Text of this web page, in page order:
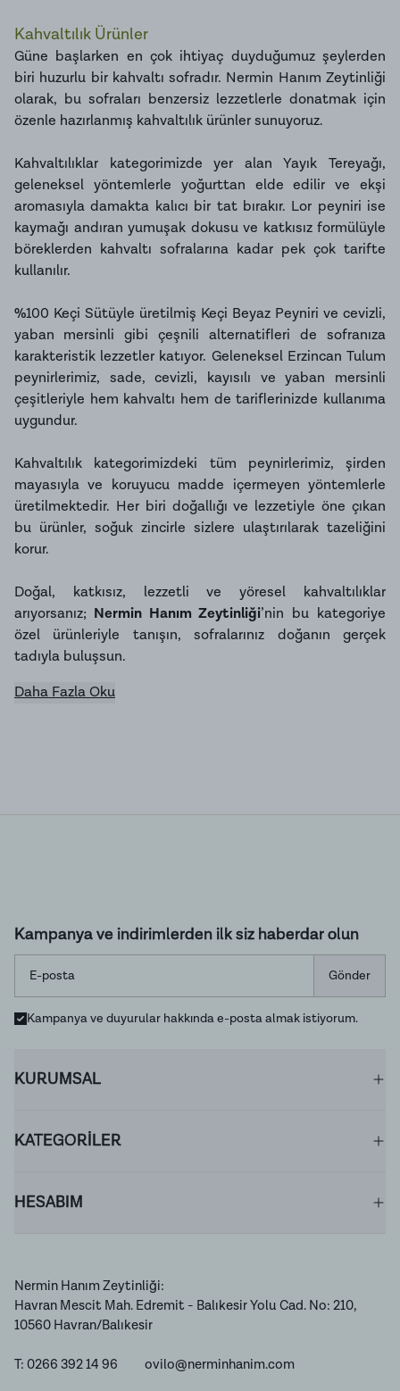
Kahvaltılık Ürünler
Güne başlarken en çok ihtiyaç duyduğumuz şeylerden
biri huzurlu bir kahvaltı sofradır. Nermin Hanım Zeytinliği
olarak, bu sofraları benzersiz lezzetlerle donatmak için
özenle hazırlanmış kahvaltılık ürünler sunuyoruz.
Kahvaltılıklar kategorimizde yer alan Yayık Tereyağı,
geleneksel yöntemlerle yoğurttan elde edilir ve ekşi
aromasıyla damakta kalıcı bir tat bırakır. Lor peyniri ise
kaymağı andıran yumuşak dokusu ve katkısız formülüyle
böreklerden kahvaltı sofralarına kadar pek çok tarifte
kullanılır.
%100 Keçi Sütüyle üretilmiş Keçi Beyaz Peyniri ve cevizli,
yaban mersinli gibi çeşnili alternatifleri de sofranıza
karakteristik lezzetler katıyor. Geleneksel Erzincan Tulum
peynirlerimiz, sade, cevizli, kayısılı ve yaban mersinli
çeşitleriyle hem kahvaltı hem de tariflerinizde kullanıma
uygundur.
Kahvaltılık kategorimizdeki tüm peynirlerimiz, şirden
mayasıyla ve koruyucu madde içermeyen yöntemlerle
üretilmektedir. Her biri doğallığı ve lezzetiyle öne çıkan
bu ürünler, soğuk zincirle sizlere ulaştırılarak tazeliğini
korur.
Doğal, katkısız, lezzetli ve yöresel kahvaltılıklar
arıyorsanız; Nermin Hanım Zeytinliği’nin bu kategoriye
özel ürünleriyle tanışın, sofralarınız doğanın gerçek
tadıyla buluşsun.
Daha Fazla Oku
Kampanya ve indirimlerden ilk siz haberdar olun
Gönder
Kampanya ve duyurular hakkında e-posta almak istiyorum.
KURUMSAL
KATEGORİLER
HESABIM
Nermin Hanım Zeytinliği:
Havran Mescit Mah. Edremit - Balıkesir Yolu Cad. No: 210,
10560 Havran/Balıkesir
T: 0266 392 14 96 ovilo@nerminhanim.com